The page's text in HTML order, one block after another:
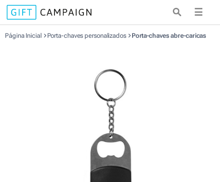
☰
Página Inicial Porta-chaves personalizados Porta-chaves abre-caricas